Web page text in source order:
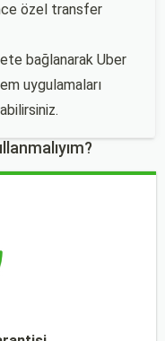
özel transfer
bağlanarak Uber
uygulamaları